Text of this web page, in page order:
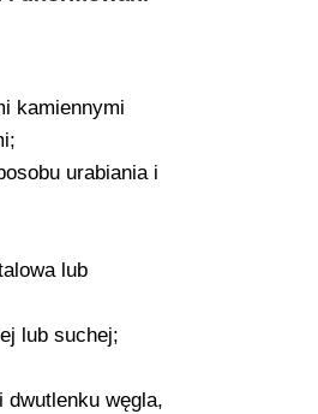
kamiennymi
urabiania i
lub
lub suchej;
węgla,